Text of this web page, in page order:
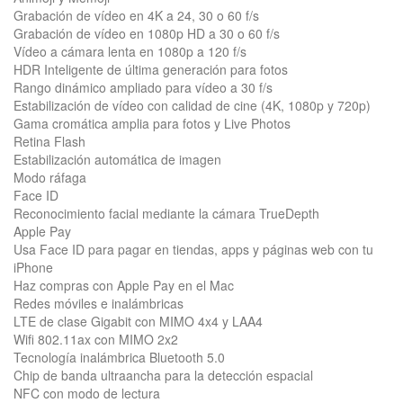
Grabación de vídeo en 4K a 24, 30 o 60 f/s
Grabación de vídeo en 1080p HD a 30 o 60 f/s
Vídeo a cámara lenta en 1080p a 120 f/s
HDR Inteligente de última generación para fotos
Rango dinámico ampliado para vídeo a 30 f/s
Estabilización de vídeo con calidad de cine (4K, 1080p y 720p)
Gama cromática amplia para fotos y Live Photos
Retina Flash
Estabilización automática de imagen
Modo ráfaga
Face ID
Reconoci­miento facial mediante la cámara TrueDepth
Apple Pay
Usa Face ID para pagar en tiendas, apps y páginas web con tu
iPhone
Haz compras con Apple Pay en el Mac
Redes móviles e inalámbricas
LTE de clase Gigabit con MIMO 4x4 y LAA4
Wifi 802.11ax con MIMO 2x2
Tecnología inalámbrica Bluetooth 5.0
Chip de banda ultraancha para la detección espacial
NFC con modo de lectura